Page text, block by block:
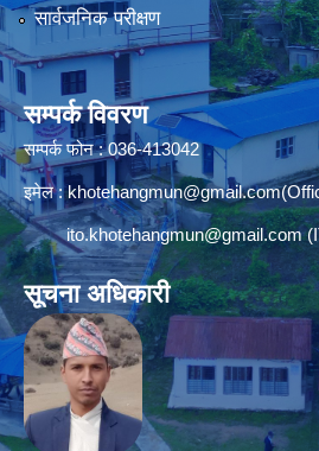
सार्वजनिक परीक्षण
सम्पर्क विवरण
सम्पर्क फोन : 036-413042
इमेल :khotehangmun@gmail.com
ito.khotehangmun@gmail.com
सूचना अधिकारी